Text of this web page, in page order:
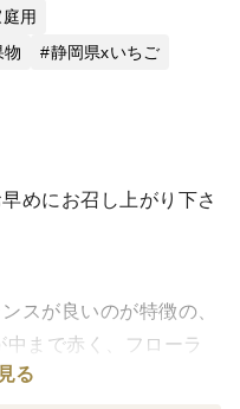
用
物
静岡県xいちご
めにお召し上がり下さ
スが良いのが特徴の、
まで赤く、フローラ
ちます。
る